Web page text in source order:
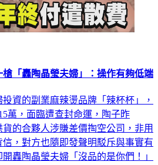
「轟陶晶瑩夫婦」：操作有夠低端
資的副業麻辣燙品牌「辣杯杯」，
萬，面臨遭查封命運，陶子昨
貨的合夥人涉賺差價掏空公司，非用
，對方也隨即發聲明駁斥與事實有
轟陶晶瑩夫婦「沒品的是你們！」